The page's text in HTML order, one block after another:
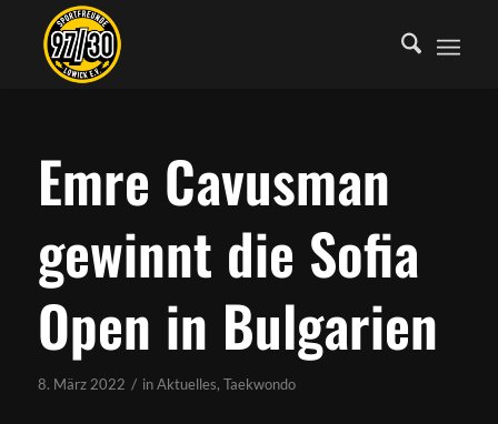
Emre Cavusman
gewinnt die Sofia
Open in Bulgarien
8. März 2022 / inAktuelles, Taekwondo